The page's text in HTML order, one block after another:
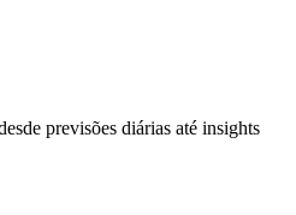
previsões diárias até insights